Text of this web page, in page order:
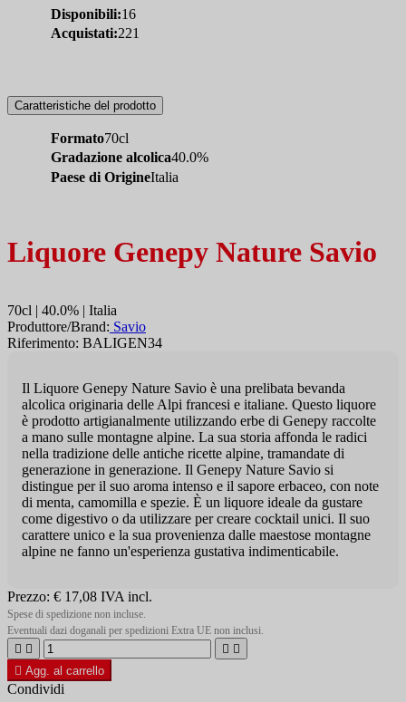
Disponibili:16
Acquistati:221
Caratteristiche del prodotto
Formato70cl
Gradazione alcolica40.0%
Paese di OrigineItalia
Liquore Genepy Nature Savio
70cl | 40.0% | Italia
Produttore/Brand: Savio
Riferimento: BALIGEN34
Il Liquore Genepy Nature Savio è una prelibata bevanda
alcolica originaria delle Alpi francesi e italiane. Questo liquore
è prodotto artigianalmente utilizzando erbe di Genepy raccolte
a mano sulle montagne alpine. La sua storia affonda le radici
nella tradizione delle antiche ricette alpine, tramandate di
generazione in generazione. Il Genepy Nature Savio si
distingue per il suo aroma intenso e il sapore erbaceo, con note
di menta, camomilla e spezie. È un liquore ideale da gustare
come digestivo o da utilizzare per creare cocktail unici. Il suo
carattere unico e la sua provenienza dalle maestose montagne
alpine ne fanno un'esperienza gustativa indimenticabile.
Prezzo: € 17,08 IVA incl.
Spese di spedizione non incluse.
Eventuali dazi doganali per spedizioni Extra UE non inclusi.
   
 Agg. al carrello
Condividi